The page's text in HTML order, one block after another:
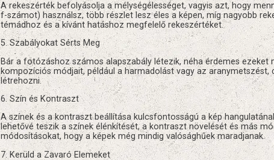
A rekeszérték befolyásolja a mélységélességet, vagyis azt, hogy
f-számot) használsz, több részlet lesz éles a képen, míg nagyobb
témádhoz és a kívánt hatáshoz megfelelő rekeszértéket.
5. Szabályokat Sérts Meg
Bár a fotózáshoz számos alapszabály létezik, néha érdemes ezeket
kompozíciós módjait, például a harmadolást vagy az
létrehozni.
6. Szín és Kontraszt
A színek és a kontraszt beállítása kulcsfontosságú a kép
lehetővé teszik a színek élénkítését, a kontraszt növelését és más
módosításokat, hogy a képek még mindig valósághűek maradjanak.
7. Kerüld a Zavaró Elemeket